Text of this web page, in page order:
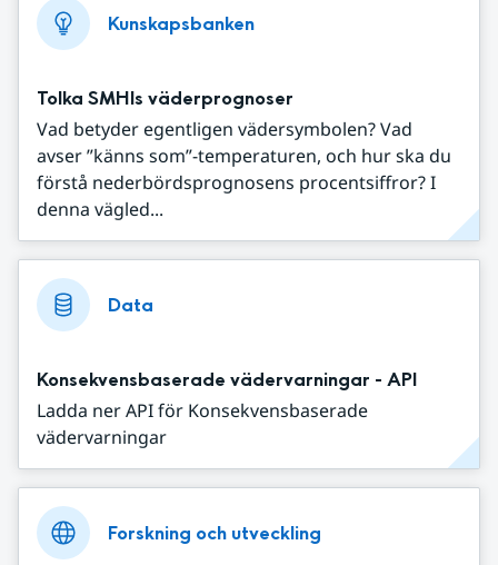
Kunskapsbanken
Tolka SMHIs väderprognoser
Vad betyder egentligen vädersymbolen? Vad
avser ”känns som”-temperaturen, och hur ska du
förstå nederbördsprognosens procentsiffror? I
denna vägled...
Data
Konsekvensbaserade vädervarningar - API
Ladda ner API för Konsekvensbaserade
vädervarningar
Forskning och utveckling